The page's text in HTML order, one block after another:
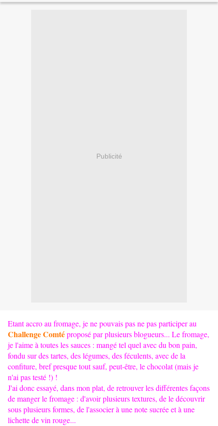
Publicité
Etant accro au fromage, je ne pouvais pas ne pas participer au
Challenge Comtéproposé par plusieurs blogueurs... Le fromage,
je l'aime à toutes les sauces : mangé tel quel avec du bon pain,
fondu sur des tartes, des légumes, des féculents, avec de la
confiture, bref presque tout sauf, peut-être, le chocolat (mais je
n'ai pas testé !) !
J'ai donc essayé, dans mon plat, de retrouver les différentes façons
de manger le fromage : d'avoir plusieurs textures, de le découvrir
sous plusieurs formes, de l'associer à une note sucrée et à une
lichette de vin rouge...